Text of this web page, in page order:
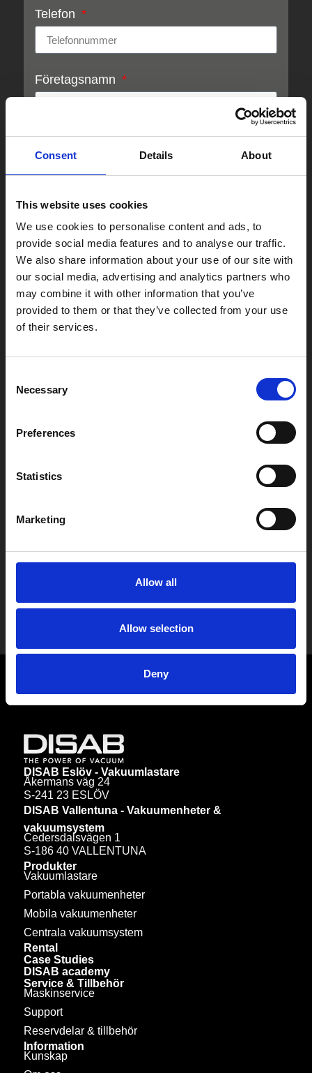
Consent Details About
This website uses cookies
We use cookies to personalise content and ads, to
provide social media features and to analyse our traffic.
We also share information about your use of our site with
our social media, advertising and analytics partners who
may combine it with other information that you’ve
provided to them or that they’ve collected from your use
of their services.
Selection
Necessary
Preferences
Statistics
Marketing
Allow all
Allow selection
Deny
Telefon
Företagsnamn
Jag är intresserad av
Sugbilar
Portabla vakuumenheter
Mobila vakuumenheter
Centrala vakuumsystem
Service
Reservdelar och tillbehör (Sugbilar)
DISAB Eslöv - Vakuumlastare
Åkermans väg 24
S-241 23 ESLÖV
DISAB Vallentuna - Vakuumenheter &
vakuumsystem
Cedersdalsvägen 1
S-186 40 VALLENTUNA
Produkter
Vakuumlastare
Portabla vakuumenheter
Mobila vakuumenheter
Centrala vakuumsystem
Rental
Case Studies
DISAB academy
Service & Tillbehör
Maskinservice
Support
Reservdelar & tillbehör
Information
Kunskap